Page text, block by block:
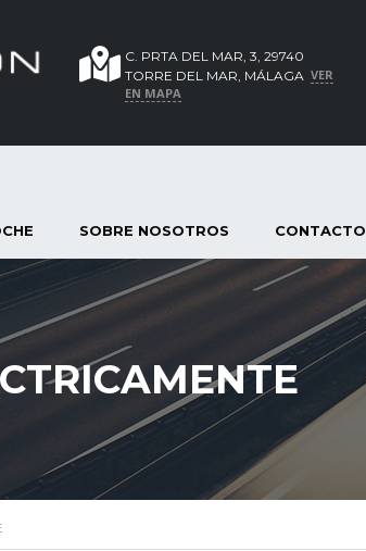
C. PRTA DEL MAR, 3, 29740
TORRE DEL MAR, MÁLAGA VER
EN MAPA
SOBRE NOSOTROS CONTACTO